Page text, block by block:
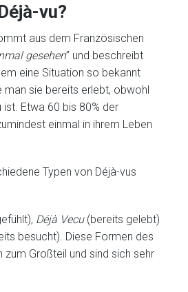
vu?
aus dem Französischen
gesehen” und beschreibt
eine Situation so bekannt
sie bereits erlebt, obwohl
Etwa 60 bis 80% der
einmal in ihrem Leben
Typen von Déjà-vus
Déjà Vecu(bereits gelebt)
besucht). Diese Formen des
zum Großteil und sind sich sehr